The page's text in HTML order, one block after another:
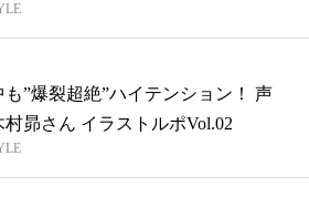
も”爆裂超絶”ハイテンション！ 声
村昴さん イラストルポVol.02